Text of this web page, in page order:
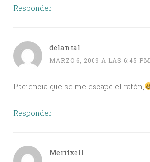
Responder
delantal
MARZO 6, 2009 A LAS 6:45 PM
Paciencia que se me escapó el ratón,
Responder
Meritxell